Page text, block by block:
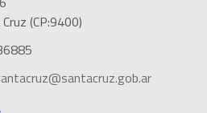
(CP:9400)